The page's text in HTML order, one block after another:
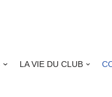
LA VIE DU CLUB